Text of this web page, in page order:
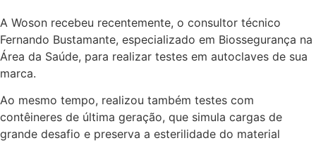
A Woson recebeu recentemente, o consultor técnico
Fernando Bustamante, especializado em Biossegurança na
Área da Saúde, para realizar testes em autoclaves de sua
marca.
Ao mesmo tempo, realizou também testes com
contêineres de última geração, que simula cargas de
grande desafio e preserva a esterilidade do material